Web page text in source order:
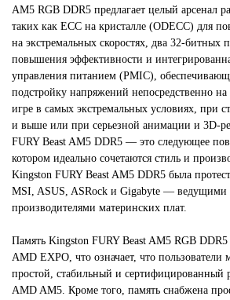
AM5 RGB DDR5 предлагает целый арсенал
таких как ECC на кристалле (ODECC) для
на экстремальных скоростях, два 32-битных
повышения эффективности и
управления питанием (PMIC),
подстройку напряжений непосредственно
игре в самых экстремальных условиях, при
и выше или при серьезной анимации и 3D-
FURY Beast AM5 DDR5 — это следующее
котором идеально сочетаются стиль и
Kingston FURY Beast AM5 DDR5 была
MSI, ASUS, ASRock и Gigabyte —
производителями материнских плат.
Память Kingston FURY Beast AM5 RGB DDR5
AMD EXPO, что означает, что пользователи
простой, стабильный и сертифицированный
AMD AM5. Кроме того, память снабжена